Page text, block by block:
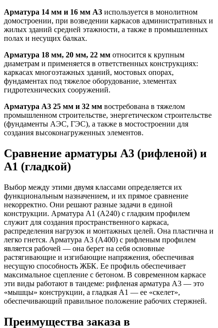
Арматура 14 мм и 16 мм А3 используется в монолитном
домостроении, при возведении каркасов административных и
жилых зданий средней этажности, а также в промышленных
полах и несущих балках.
Арматура 18 мм, 20 мм, 22 мм относится к крупным
диаметрам и применяется в ответственных конструкциях:
каркасах многоэтажных зданий, мостовых опорах,
фундаментах под тяжелое оборудование, элементах
гидротехнических сооружений.
Арматура А3 25 мм и 32 мм востребована в тяжелом
промышленном строительстве, энергетическом строительстве
(фундаменты АЭС, ГЭС), а также в мостостроении для
создания высоконагруженных элементов.
Сравнение арматуры А3 (рифленой) и
А1 (гладкой)
Выбор между этими двумя классами определяется их
функциональным назначением, и их прямое сравнение
некорректно. Они решают разные задачи в единой
конструкции. Арматура А1 (А240) с гладким профилем
служит для создания пространственного каркаса,
распределения нагрузок и монтажных целей. Она пластична и
легко гнется. Арматура А3 (А400) с рифленым профилем
является рабочей — она берет на себя основные
растягивающие и изгибающие напряжения, обеспечивая
несущую способность ЖБК. Ее профиль обеспечивает
максимальное сцепление с бетоном. В современном каркасе
эти виды работают в тандеме: рифленая арматура А3 — это
«мышцы» конструкции, а гладкая А1 — ее «скелет»,
обеспечивающий правильное положение рабочих стержней.
Преимущества заказа в